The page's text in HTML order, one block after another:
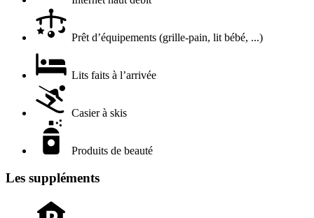
Prêt d’équipements (grille-pain, lit bébé, ...)
Lits faits à l’arrivée
Casier à skis
Produits de beauté
Les suppléments